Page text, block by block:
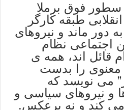
سطور فوق برملا
طبقه کارگر
دور ماند و نیروهای
اجتماعی نظام
قائل اند، همه ی
را بدست
می نویسد که
ها و نیروهای سیاسی و
می کند و نه برعکس.